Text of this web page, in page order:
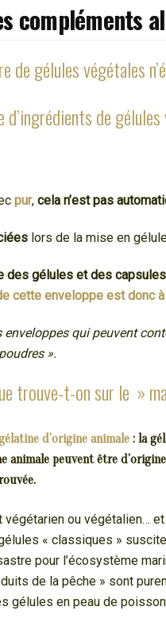
compléments
de gélules végétales
d’ingrédients de
pur, cela n’est pas
lors de la mise en
des gélules et des
cette enveloppe est donc
qui peuvent
».
trouve-t-on sur le »
d’origine animale : la
animale peuvent être
ou végétalien…
« classiques »
pour l’écosystème
de la pêche » sont
gélules en peau de